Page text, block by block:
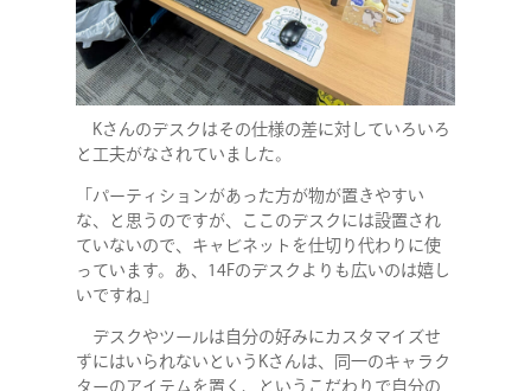
Kさんのデスクはその仕様の差に対していろいろ
と工夫がなされていました。
「パーティションがあった方が物が置きやすい
な、と思うのですが、ここのデスクには設置され
ていないので、キャビネットを仕切り代わりに使
っています。あ、14Fのデスクよりも広いのは嬉し
いですね」
デスクやツールは自分の好みにカスタマイズせ
ずにはいられないというKさんは、同一のキャラク
ターのアイテムを置く、というこだわりで自分の